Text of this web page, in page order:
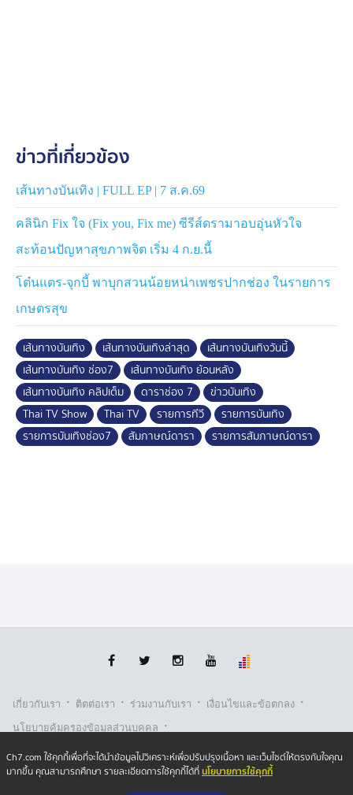
ข่าวที่เกี่ยวข้อง
เส้นทางบันเทิง | FULL EP | 7 ส.ค.69
คลินิก Fix ใจ (Fix you, Fix me) ซีรีส์ดรามาอบอุ่นหัวใจ
สะท้อนปัญหาสุขภาพจิต เริ่ม 4 ก.ย.นี้
โต๋นแตร-จุกบี้ พาบุกสวนน้อยหน่าเพชรปากช่อง ในรายการ
เกษตรสุข
เส้นทางบันเทิง เส้นทางบันเทิงล่าสุด
เส้นทางบันเทิงวันนี้
เส้นทางบันเทิง ช่อง7
เส้นทางบันเทิง ย้อนหลัง
เส้นทางบันเทิง คลิปเต็ม
ดาราช่อง 7
ข่าวบันเทิง
Thai TV Show
Thai TV รายการทีวี
รายการบันเทิง
รายการบันเทิงช่อง7
สัมภาษณ์ดารา รายการสัมภาษณ์ดารา
เกี่ยวกับเรา · ติตต่อเรา · ร่วมงานกับเรา · เงื่อนไขและข้อตกลง ·
นโยบายคุ้มครองข้อมูลส่วนบุคคล ·
นโยบายคุ้มครองข้อมูลส่วนบุคคล (ออนไลน์) · นโยบายคุกกี้ ·
รับเรื่องร้องเรียน
Ch7.com ใช้คุกกี้เพื่อที่จะได้นำข้อมูลไปวิเคราะห์เพื่อปรับปรุงเนื้อหา และเว็บไซต์ให้ตรงกับใจคุณ
มากขึ้น คุณสามารถศึกษา รายละเอียดการใช้คุกกี้ได้ที่นโยบายการใช้คุกกี้